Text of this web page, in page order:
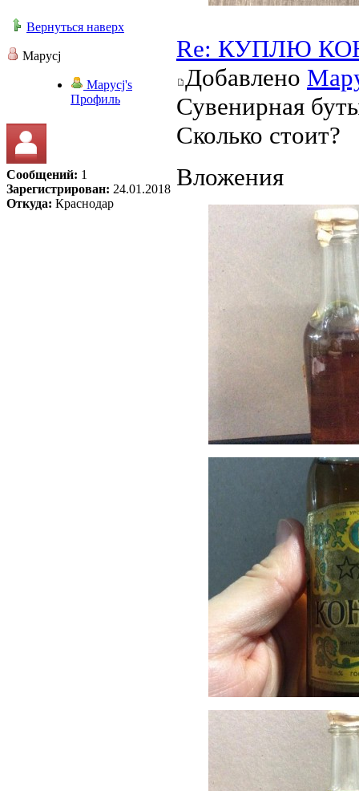
Вернуться наверх
Mapycj
Mapycj's
Профиль
Сообщений: 1
Зарегистрирован: 24.01.2018
Откуда: Краснодар
Re: КУПЛЮ
Добавлено
Сувенирная
Сколько стоит?
Вложения